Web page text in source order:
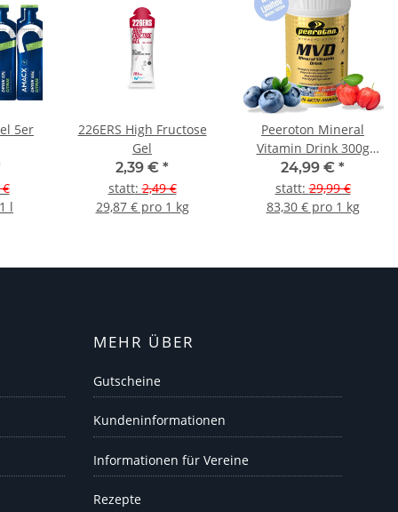
l
226ERS High Fructose
Gel
2,39 € *
statt:2,49 €
29,87 € pro 1 kg
Peeroton Mineral
Vitamin Drink 300g
Dose Limited Edition
Heidelbeere-Acerola
24,99 € *
statt:29,99 €
83,30 € pro 1 kg
MEHR ÜBER
Gutscheine
Kundeninformationen
Informationen für Vereine
Rezepte